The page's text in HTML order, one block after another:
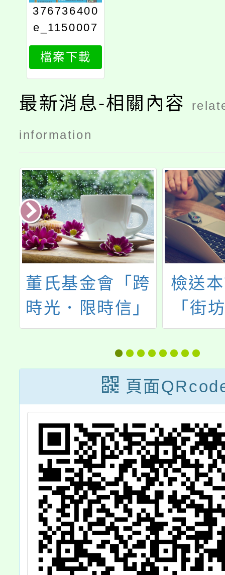
376736400
e_1150007
213_attach
1
檔案下載
最新消息-相關內容
information
董氏基金會「跨
時光．限時信」
照片、短文徵件
活動資訊，歡迎
大家參與活動。
檢送
「街
社區
賽培
及衛
112年
招9」
創意
畫各1
頁面